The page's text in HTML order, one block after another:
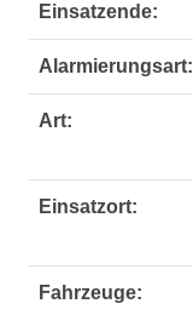
Einsatzende:
Alarmierungsart:
Art:
Einsatzort:
Fahrzeuge: